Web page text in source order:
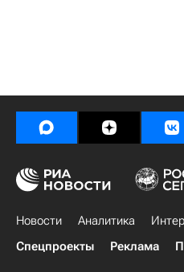
Новости Аналитика
Спецпроекты
Реклама